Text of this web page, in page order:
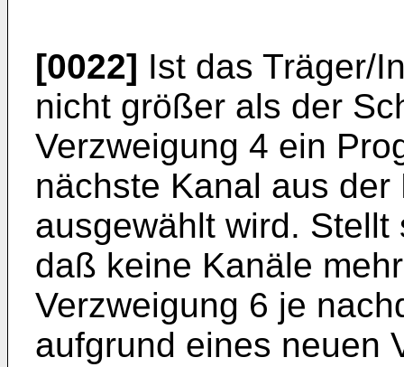
[0022] Ist das Träger/
nicht größer als der
Verzweigung 4 ein
nächste Kanal aus
ausgewählt wird.
daß keine Kanäle
Verzweigung 6 je
aufgrund eines neuen